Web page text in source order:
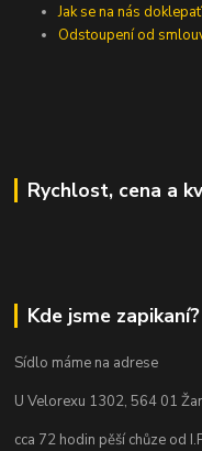
Jak se na nás
Odstoupení od
Rychlost, cena a
Kde jsme zapikaní?
Sídlo máme na adrese
U Velorexu 1302, 564 01
cca 72 hodin pěší chůze od